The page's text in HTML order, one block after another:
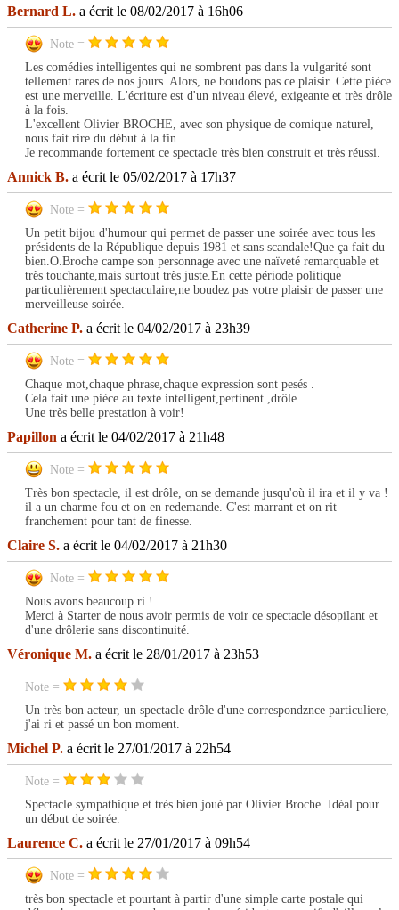
Bernard L. a écrit le 08/02/2017 à 16h06
Note =
Les comédies intelligentes qui ne sombrent pas dans la vulgarité sont
tellement rares de nos jours. Alors, ne boudons pas ce plaisir. Cette pièce
est une merveille. L'écriture est d'un niveau élevé, exigeante et très drôle
à la fois.
L'excellent Olivier BROCHE, avec son physique de comique naturel,
nous fait rire du début à la fin.
Je recommande fortement ce spectacle très bien construit et très réussi.
Annick B. a écrit le 05/02/2017 à 17h37
Note =
Un petit bijou d'humour qui permet de passer une soirée avec tous les
présidents de la République depuis 1981 et sans scandale!Que ça fait du
bien.O.Broche campe son personnage avec une naïveté remarquable et
très touchante,mais surtout très juste.En cette période politique
particulièrement spectaculaire,ne boudez pas votre plaisir de passer une
merveilleuse soirée.
Catherine P. a écrit le 04/02/2017 à 23h39
Note =
Chaque mot,chaque phrase,chaque expression sont pesés .
Cela fait une pièce au texte intelligent,pertinent ,drôle.
Une très belle prestation à voir!
Papillon a écrit le 04/02/2017 à 21h48
Note =
Très bon spectacle, il est drôle, on se demande jusqu'où il ira et il y va !
il a un charme fou et on en redemande. C'est marrant et on rit
franchement pour tant de finesse.
Claire S. a écrit le 04/02/2017 à 21h30
Note =
Nous avons beaucoup ri !
Merci à Starter de nous avoir permis de voir ce spectacle désopilant et
d'une drôlerie sans discontinuité.
Véronique M. a écrit le 28/01/2017 à 23h53
Note =
Un très bon acteur, un spectacle drôle d'une correspondznce particuliere,
j'ai ri et passé un bon moment.
Michel P. a écrit le 27/01/2017 à 22h54
Note =
Spectacle sympathique et très bien joué par Olivier Broche. Idéal pour
un début de soirée.
Laurence C. a écrit le 27/01/2017 à 09h54
Note =
très bon spectacle et pourtant à partir d'une simple carte postale qui